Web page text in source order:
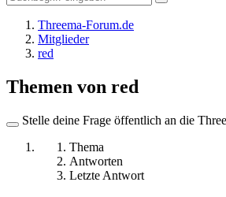
Threema-Forum.de
Mitglieder
red
Themen von red
Stelle deine Frage öffentlich an die
Thema
Antworten
Letzte Antwort